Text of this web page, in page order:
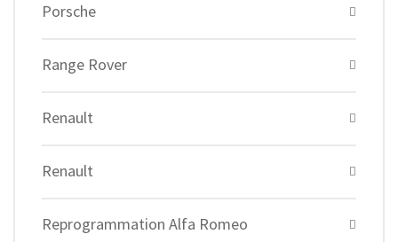
Porsche
Range Rover
Renault
Renault
Reprogrammation Alfa Romeo